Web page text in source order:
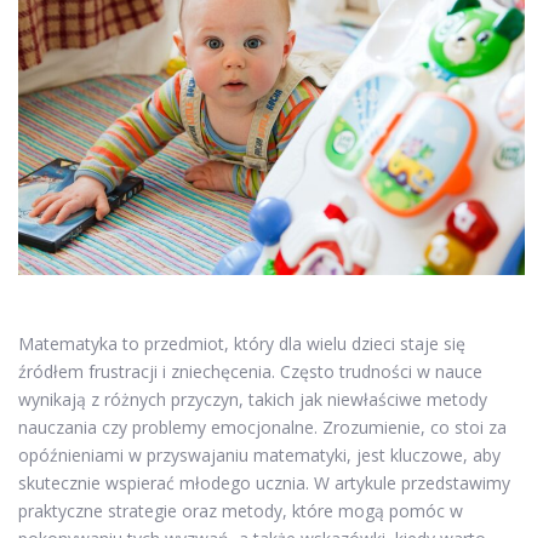
Matematyka to przedmiot, który dla wielu dzieci staje się
źródłem frustracji i zniechęcenia. Często trudności w nauce
wynikają z różnych przyczyn, takich jak niewłaściwe metody
nauczania czy problemy emocjonalne. Zrozumienie, co stoi za
opóźnieniami w przyswajaniu matematyki, jest kluczowe, aby
skutecznie wspierać młodego ucznia. W artykule przedstawimy
praktyczne strategie oraz metody, które mogą pomóc w